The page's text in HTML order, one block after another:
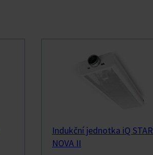
Indukční jednotka iQ STAR
NOVA II